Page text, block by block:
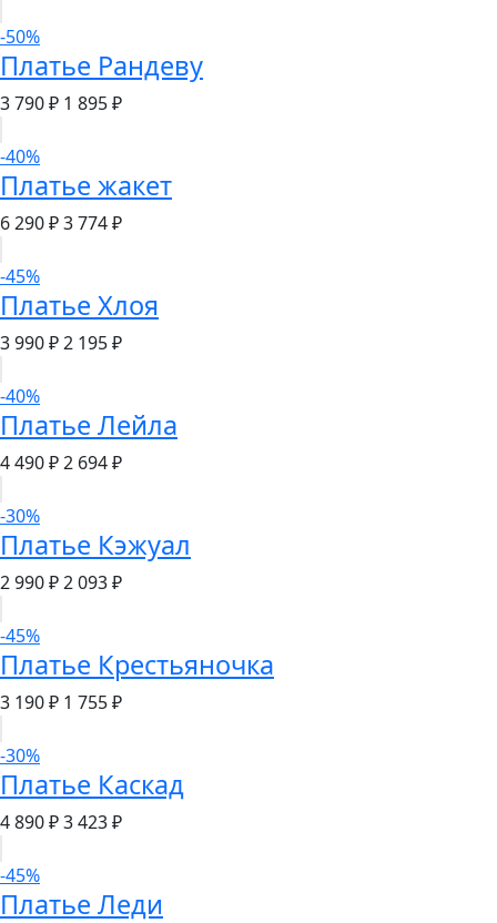
-50%
Платье Рандеву
3 790 ₽ 1 895 ₽
-40%
Платье жакет
6 290 ₽3 774 ₽
-45%
Платье Хлоя
3 990 ₽2 195 ₽
-40%
Платье Лейла
4 490 ₽2 694 ₽
-30%
Платье Кэжуал
2 990 ₽2 093 ₽
-45%
Платье Крестьяночка
3 190 ₽ 1 755 ₽
-30%
Платье Каскад
4 890 ₽3 423 ₽
-45%
Платье Леди